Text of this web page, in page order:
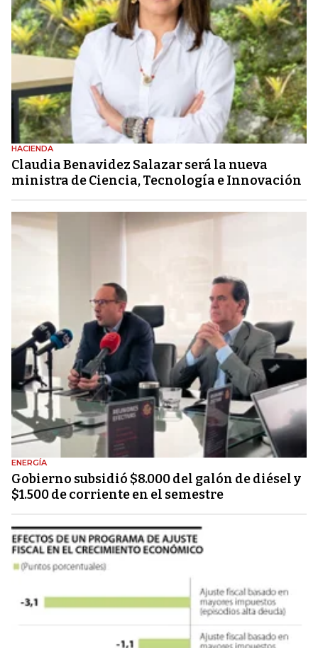
HACIENDA
Claudia Benavidez Salazar será la nueva
ministra de Ciencia, Tecnología e Innovación
ENERGÍA
Gobierno subsidió $8.000 del galón de diésel y
$1.500 de corriente en el semestre